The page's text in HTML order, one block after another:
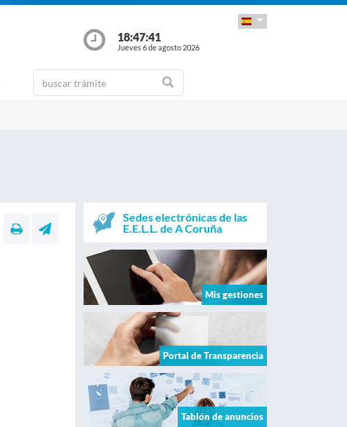
18:47:41
Jueves 6 de agosto 2026
Sedes electrónicas de las
E.E.L.L. de A Coruña
Mis gestiones
Portal de Transparencia
Tablón de anuncios